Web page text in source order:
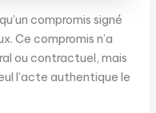
compromis signé
Ce compromis n’a
ou contractuel, mais
l’acte authentique le